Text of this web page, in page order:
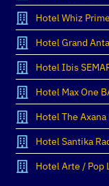
Hotel Whiz
Hotel Grand
Hotel Ibis
Hotel Max One
Hotel The Axana
Hotel Santika
Hotel Arte / Pop